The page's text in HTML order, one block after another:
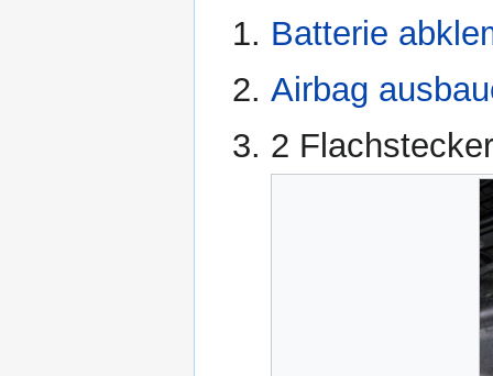
Batterie
Airbag
2